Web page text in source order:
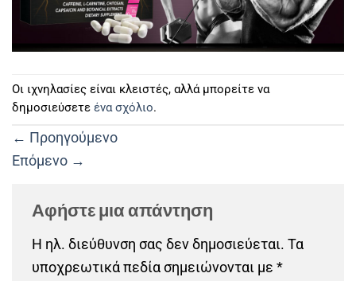
Οι ιχνηλασίες είναι κλειστές, αλλά μπορείτε να
δημοσιεύσετε ένα σχόλιο.
← Προηγούμενο
Επόμενο →
Αφήστε μια απάντηση
Η ηλ. διεύθυνση σας δεν δημοσιεύεται. Τα
υποχρεωτικά πεδία σημειώνονται με *